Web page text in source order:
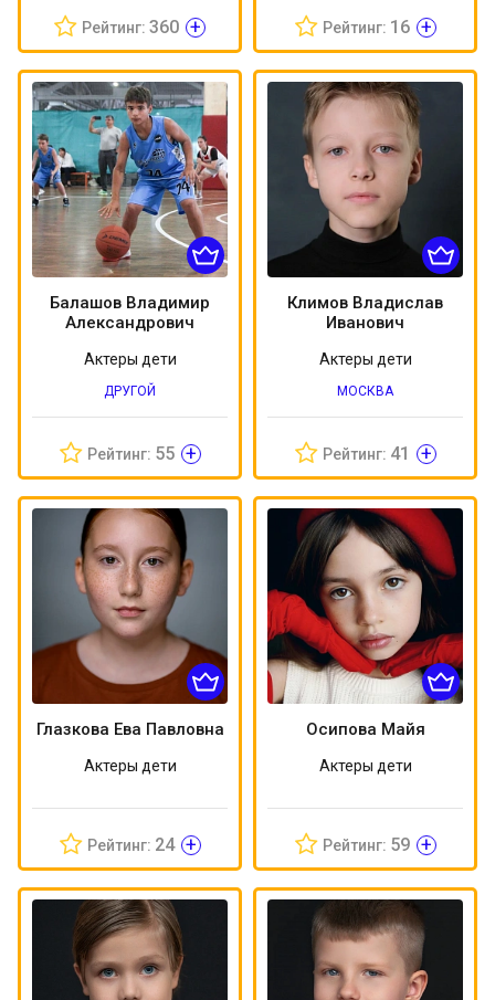
Рейтинг: 360 + Рейтинг: 16 +
Балашов Владимир
Александрович
Актеры дети
ДРУГОЙ
Рейтинг: 55 +
Климов Владислав
Иванович
Актеры дети
МОСКВА
Рейтинг: 41 +
Глазкова Ева Павловна
Актеры дети
Рейтинг: 24 +
Осипова Майя
Актеры дети
Рейтинг: 59 +